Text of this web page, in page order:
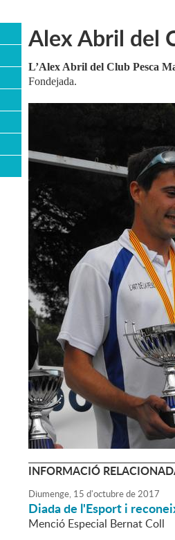
Alex Abril del
L’Alex Abril del Club Pesca
Fondejada.
INFORMACIÓ
Diumenge, 15 d'octubrede2017
Diada de l'Esport i
Menció Especial Bernat Coll